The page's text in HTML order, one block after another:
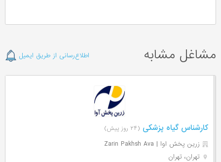
مشاغل مشابه اطلاع‌رسانی از طریق ایمیل
کارشناس گیاه پزشکی (۲۴ روز پیش)
زرین پخش اوا | Zarin Pakhsh Ava
تهران، تهران